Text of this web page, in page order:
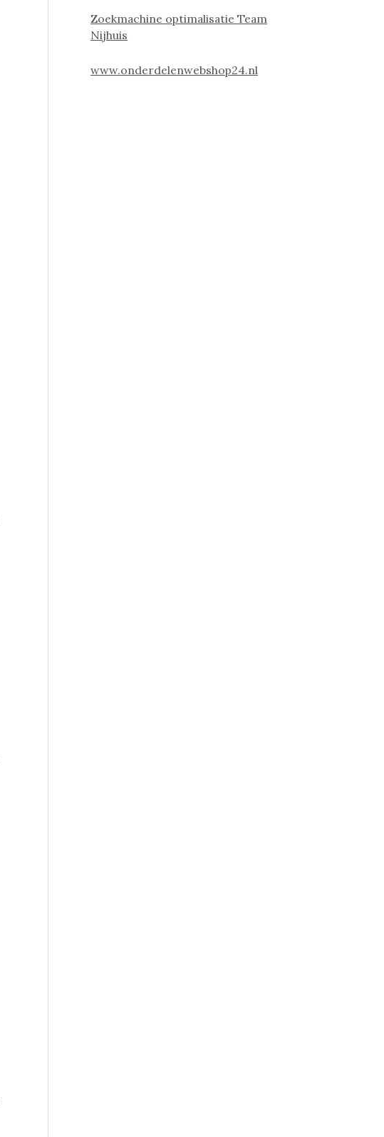
Zoekmachine optimalisatie Team
Nijhuis
www.onderdelenwebshop24.nl